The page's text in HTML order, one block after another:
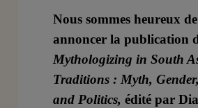
Nous sommes heureux
annoncer la publication
Mythologizing in South
Traditions : Myth,
and Politics,édité par